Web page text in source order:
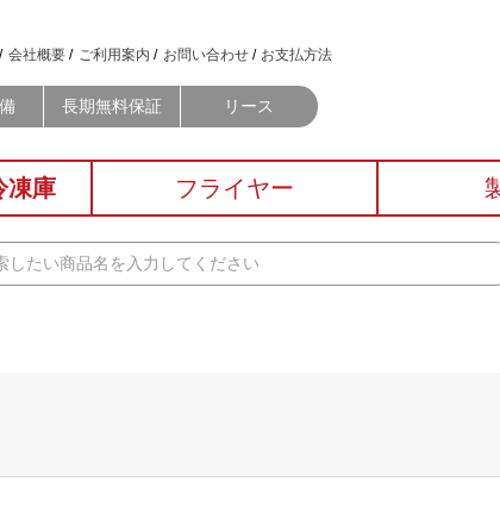
会社概要 ご利用案内 お問い合わせ お支払方法
長期無料保証 リース
凍庫 フライヤー